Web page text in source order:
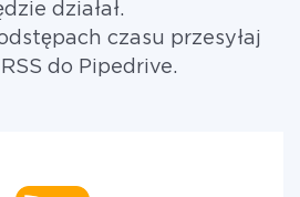
działał.
czasu przesyłaj
do Pipedrive.